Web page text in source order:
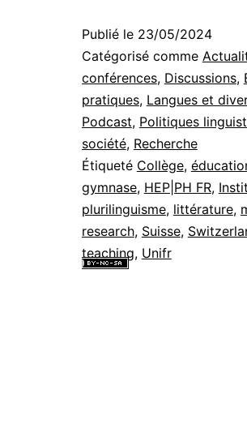
Publié le 23/05/2024
Catégorisé comme
conférences, Discussions,
pratiques, Langues et
Podcast, Politiques
société, Recherche
Étiqueté Collège,
gymnase, HEP|PH FR,
plurilinguisme, littérature,
research, Suisse,
teaching, Unifr